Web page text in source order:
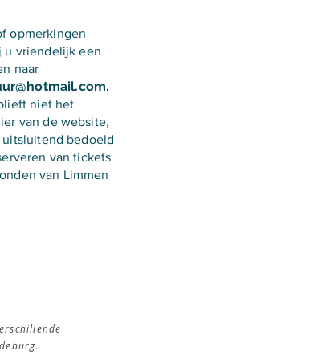
opmerkingen
u vriendelijk een
naar
.
niet het
van de website,
bedoeld
van tickets
van Limmen